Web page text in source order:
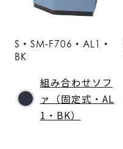
S・SM-F706・AL1・
BK
組み合わせソフ
ァ（固定式・AL
1・BK）